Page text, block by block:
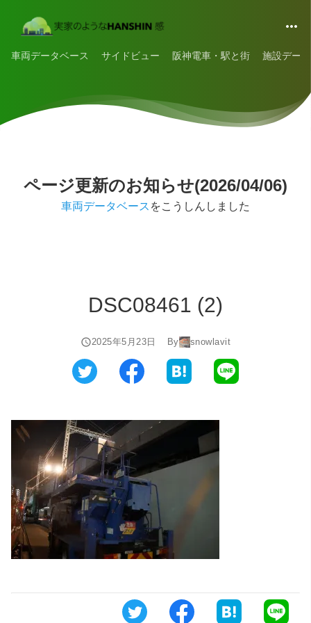
車両データベース サイドビュー 阪神電車・駅と街 施設デー
ページ更新のお知らせ(2026/04/06)
車両データベース をこうしんしました
DSC08461 (2)
2025年5月23日 By snowlavit